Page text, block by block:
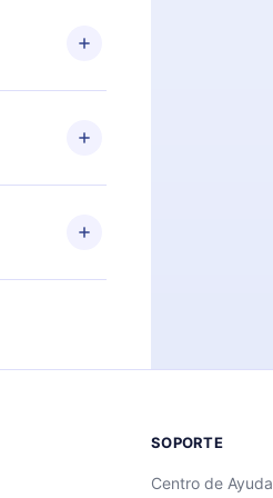
el
de
más de
leer o
iOS,
momento
SOPORTE
Centro de Ayuda